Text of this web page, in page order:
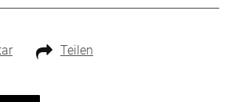
Teilen